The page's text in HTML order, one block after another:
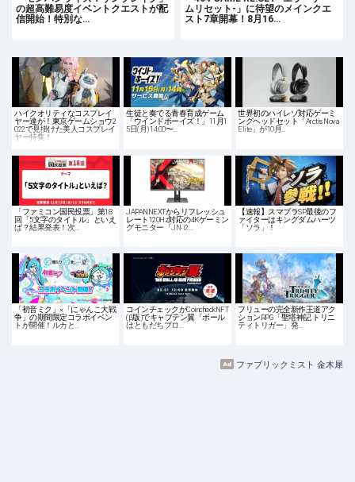
の超高難易度イベントクエストが配
信開始！特別な…
ムリセット-」に待望のメインクエ
スト7章開幕！8月16…
ハイクオリティなコスプレイ
ヤー達が！東京ゲームショウ2
022で見掛けた美人コスプレイ
ヤー特集！
生徒と奏でる青春育成ゲーム
「ウインドボーイズ！」11月1
5日(月) 14:00〜…
世界初のハイレゾ対応ゲーミ
ングヘッドセット「Arctis Nova
Elite」が10月…
「ファミコン国民投票」第18
回「5文字のタイトル」といえ
ば？結果発表！次…
JAPANNEXTからリフレッシュ
レート120Hz対応の4Kゲーミン
グモニター「JN-i2…
【速報】スマブラSP最後のフ
ァイターはキングダムハーツ
「ソラ」！
「初音ミク」×「にゃんこ大戦
争」の期間限定コラボイベン
トが開催！ルカと…
コインチェックがCoincheckNFT
(β版)でキャプテン翼「ボール
はともだちプロ…
フリューの完全新作王道アク
ションRPG「聖塔神記 トリニ
ティトリガー」発…
ファブリックミスト 金木犀